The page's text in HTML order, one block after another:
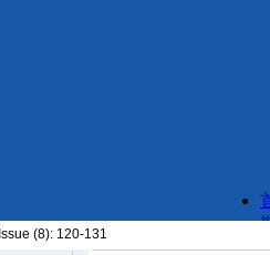
Issue (8): 120-131